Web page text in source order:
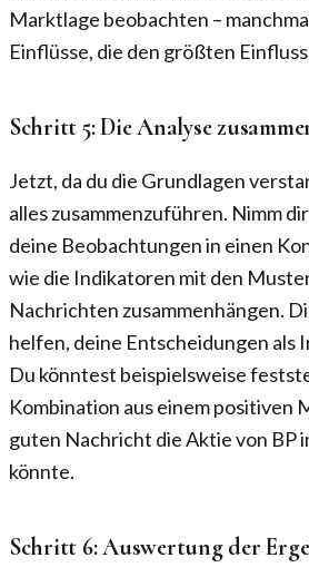
Marktlage beobachten –
Einflüsse, die den größten
Schritt 5: Die Analyse
Jetzt, da du die Grundlagen
alles zusammenzuführen. Nimm
deine Beobachtungen in einen
wie die Indikatoren mit den
Nachrichten zusammenhängen.
helfen, deine Entscheidungen als
Du könntest beispielsweise
Kombination aus einem positiven
guten Nachricht die Aktie von BP
könnte.
Schritt 6: Auswertung der